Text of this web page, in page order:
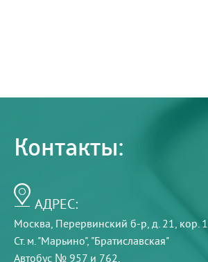
Контакты:
АДРЕС:
Москва, Перервинский б-р, д. 21, кор. 1
Ст. м. "Марьино", "Братиславская"
Автобус № 957 и 762.